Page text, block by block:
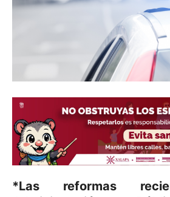
*Las reformas